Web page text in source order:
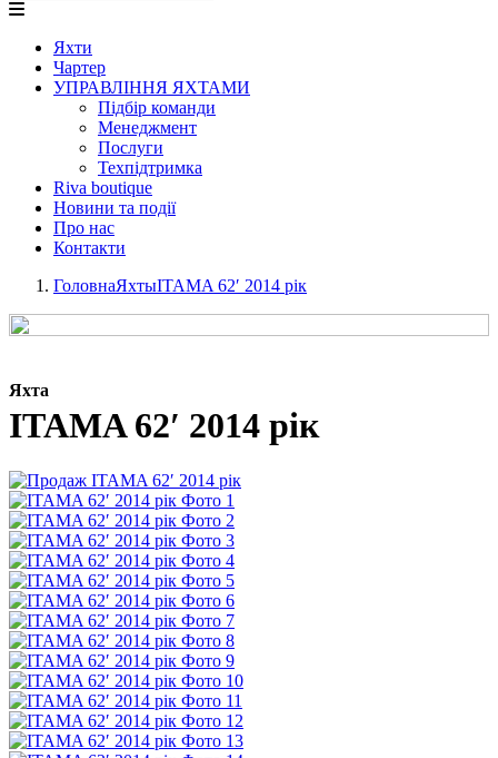
Яхти
Чартер
УПРАВЛІННЯ ЯХТАМИ
Підбір команди
Менеджмент
Послуги
Техпідтримка
Riva boutique
Новини та події
Про нас
Контакти
ГоловнаЯхтыITAMA 62′ 2014 рік
Яхта
ITAMA 62′ 2014 рік